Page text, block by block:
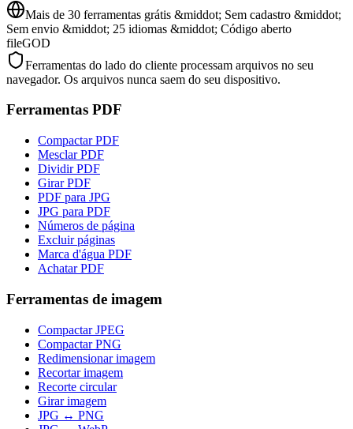
Mais de 30 ferramentas grátis &middot; Sem cadastro &middot;
Sem envio &middot; 25 idiomas &middot; Código aberto
fileGOD
Ferramentas do lado do cliente processam arquivos no seu
navegador. Os arquivos nunca saem do seu dispositivo.
Ferramentas PDF
Compactar PDF
Mesclar PDF
Dividir PDF
Girar PDF
PDF para JPG
JPG para PDF
Números de página
Excluir páginas
Marca d'água PDF
Achatar PDF
Ferramentas de imagem
Compactar JPEG
Compactar PNG
Redimensionar imagem
Recortar imagem
Recorte circular
Girar imagem
JPG ↔ PNG